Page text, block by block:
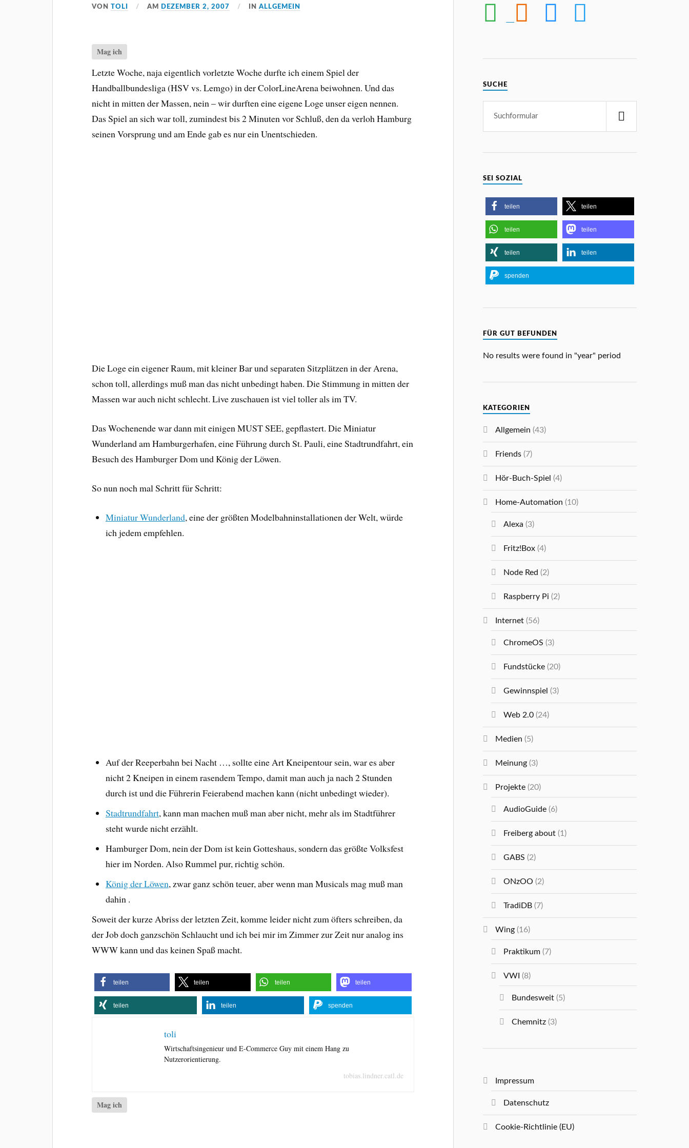
VONTOLI AM DEZEMBER 2, 2007 INALLGEMEIN
Mag ich
Letzte Woche, naja eigentlich vorletzte Woche durfte ich einem Spiel der
Handballbundesliga (HSV vs. Lemgo) in der ColorLineArena beiwohnen. Und das
nicht in mitten der Massen, nein – wir durften eine eigene Loge unser eigen nennen.
Das Spiel an sich war toll, zumindest bis 2 Minuten vor Schluß, den da verloh Hamburg
seinen Vorsprung und am Ende gab es nur ein Unentschieden.
Die Loge ein eigener Raum, mit kleiner Bar und separaten Sitzplätzen in der Arena,
schon toll, allerdings muß man das nicht unbedingt haben. Die Stimmung in mitten der
Massen war auch nicht schlecht. Live zuschauen ist viel toller als im TV.
Das Wochenende war dann mit einigen MUST SEE, gepflastert. Die Miniatur
Wunderland am Hamburgerhafen, eine Führung durch St. Pauli, eine Stadtrundfahrt, ein
Besuch des Hamburger Dom und König der Löwen.
So nun noch mal Schritt für Schritt:
Miniatur Wunderland, eine der größten Modelbahninstallationen der Welt, würde
ich jedem empfehlen.
Auf der Reeperbahn bei Nacht …, sollte eine Art Kneipentour sein, war es aber
nicht 2 Kneipen in einem rasendem Tempo, damit man auch ja nach 2 Stunden
durch ist und die Führerin Feierabend machen kann (nicht unbedingt wieder).
Stadtrundfahrt, kann man machen muß man aber nicht, mehr als im Stadtführer
steht wurde nicht erzählt.
Hamburger Dom, nein der Dom ist kein Gotteshaus, sondern das größte Volksfest
hier im Norden. Also Rummel pur, richtig schön.
König der Löwen, zwar ganz schön teuer, aber wenn man Musicals mag muß man
dahin .
Soweit der kurze Abriss der letzten Zeit, komme leider nicht zum öfters schreiben, da
der Job doch ganzschön Schlaucht und ich bei mir im Zimmer zur Zeit nur analog ins
WWW kann und das keinen Spaß macht.
teilen teilen teilen teilen
teilen teilen spenden
toli
Wirtschaftsingenieur und E-Commerce Guy mit einem Hang zu
Nutzerorientierung.
tobias.lindner.catl.de
Mag ich
SUCHE
SEI SOZIAL
teilen teilen
teilen teilen
teilen teilen
spenden
FÜR GUT BEFUNDEN
No results were found in "year" period
KATEGORIEN
Allgemein (43)
Friends (7)
Hör-Buch-Spiel (4)
Home-Automation (10)
Alexa (3)
Fritz!Box (4)
Node Red (2)
Raspberry Pi (2)
Internet (56)
ChromeOS (3)
Fundstücke (20)
Gewinnspiel (3)
Web 2.0 (24)
Medien (5)
Meinung (3)
Projekte (20)
AudioGuide (6)
Freiberg about (1)
GABS (2)
ONzOO (2)
TradiDB (7)
Wing (16)
Praktikum (7)
VWI (8)
Bundesweit (5)
Chemnitz (3)
Impressum
Datenschutz
Cookie-Richtlinie (EU)